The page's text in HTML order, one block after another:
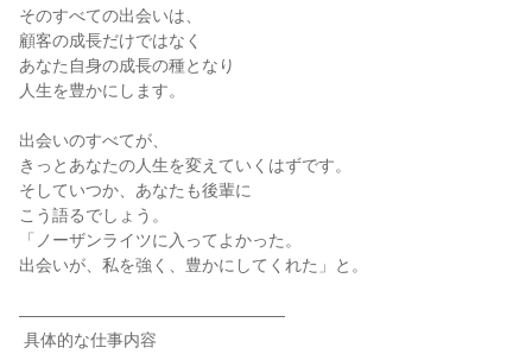
そのすべての出会いは、
顧客の成長だけではなく
あなた自身の成長の種となり
人生を豊かにします。
出会いのすべてが、
きっとあなたの人生を変えていくはずです。
そしていつか、あなたも後輩に
こう語るでしょう。
「ノーザンライツに入ってよかった。
出会いが、私を強く、豊かにしてくれた」と。
――――――――――――――――